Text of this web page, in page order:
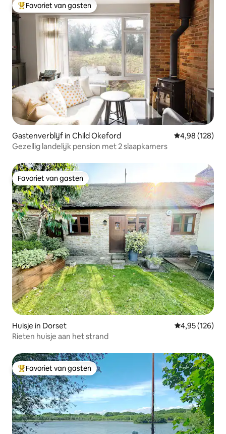
Topfavoriet van gasten
Favoriet van gasten
Gastenverblijf in Child Okeford Gemiddelde
4,98 (128)
Gezellig landelijk pension met 2 slaapkamers
Favoriet van gasten
Favoriet van gasten
Huisje in Dorset Gemiddelde
4,95 (126)
Rieten huisje aan het strand
Topfavoriet van gasten
Favoriet van gasten